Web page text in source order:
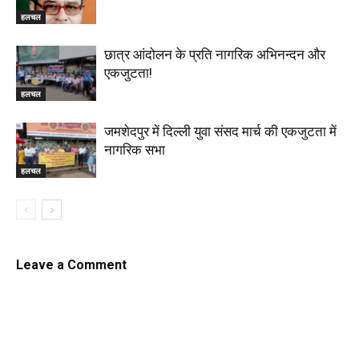
हलचल
हलचल
छात्र आंदोलन के प्रति नागरिक अभिनन्दन और
एकजुटता!
हलचल
जमशेदपुर में दिल्ली युवा संसद मार्च की एकजुटता में
नागरिक सभा
Leave a Comment